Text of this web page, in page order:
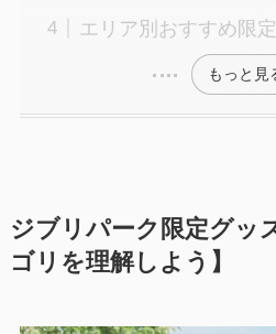
エリア別おすすめ限
もっと見
ジブリパーク限定グッ
ゴリを理解しよう】